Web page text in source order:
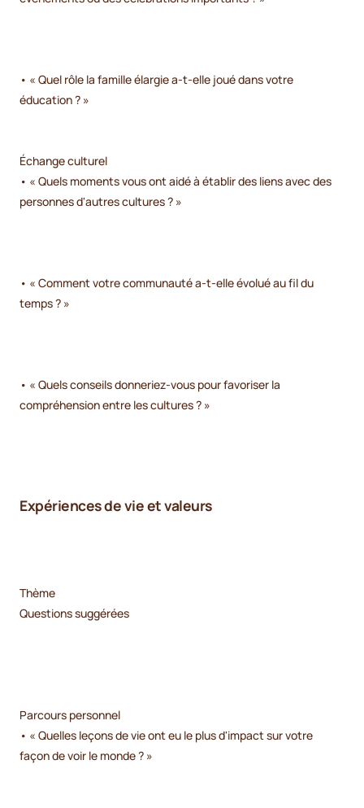
• « Quel rôle la famille élargie a-t-elle joué dans votre
éducation ? »
Échange culturel
• « Quels moments vous ont aidé à établir des liens avec des
personnes d'autres cultures ? »
• « Comment votre communauté a-t-elle évolué au fil du
temps ? »
• « Quels conseils donneriez-vous pour favoriser la
compréhension entre les cultures ? »
Expériences de vie et valeurs
Thème
Questions suggérées
Parcours personnel
• « Quelles leçons de vie ont eu le plus d'impact sur votre
façon de voir le monde ? »